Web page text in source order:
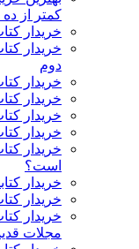
کمتر از ده
خریدار
خریدار
دوم
خریدار
خریدار
خریدار
خریدار
خریدار
است؟
خریدار
خریدار
خریدار
مجلات